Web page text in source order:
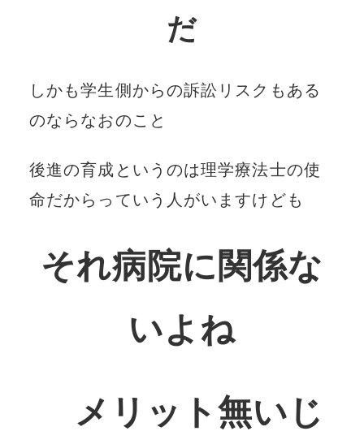
だ
しかも学生側からの訴訟リスクもある
のならなおのこと
後進の育成というのは理学療法士の使
命だからっていう人がいますけども
それ病院に関係な
いよね
メリット無いじ